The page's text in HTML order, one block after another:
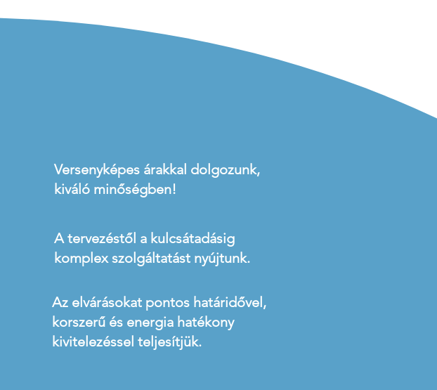
Versenyképes árakkal dolgozunk,
kiváló minőségben!
A tervezéstől a kulcsátadásig
komplex szolgáltatást nyújtunk.
Az elvárásokat pontos határidővel,
korszerű és energia hatékony
kivitelezéssel teljesítjük.